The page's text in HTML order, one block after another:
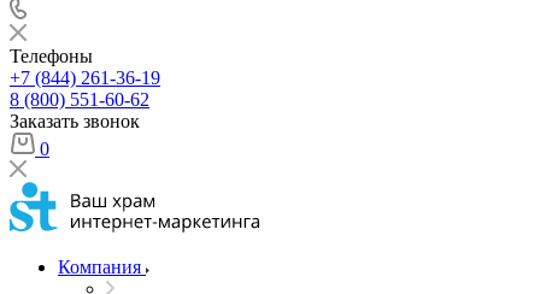
Телефоны
+7 (844) 261-36-19
8 (800) 551-60-62
Заказать звонок
0
Компания